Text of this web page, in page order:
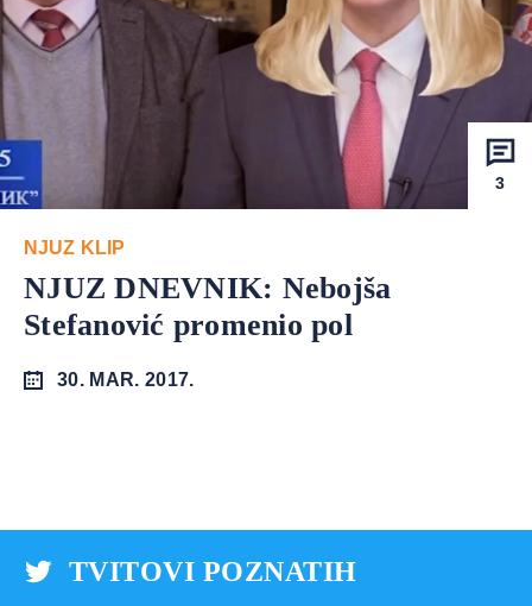
3
NJUZ KLIP
NJUZ DNEVNIK: Nebojša
Stefanović promenio pol
30. MAR. 2017.
TVITOVI POZNATIH